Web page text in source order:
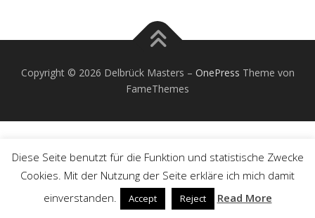
Copyright © 2026 Delbrück Masters – OnePress Theme von
FameThemes
Diese Seite benutzt für die Funktion und statistische Zwecke
Cookies. Mit der Nutzung der Seite erkläre ich mich damit
einverstanden.
Accept Reject Read More